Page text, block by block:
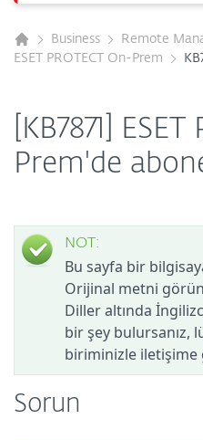
Business
Remote
ESET PROTECT On-Prem
[KB7871]
Prem'de
NOT:
Bu sayfa bir
Orijinal metni
Diller altında
bir şey bulursanız,
biriminizle iletişime
Sorun